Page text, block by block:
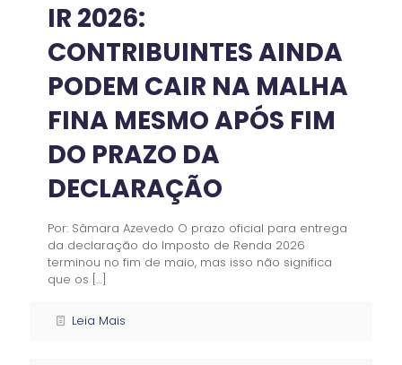
IR 2026:
CONTRIBUINTES AINDA
PODEM CAIR NA MALHA
FINA MESMO APÓS FIM
DO PRAZO DA
DECLARAÇÃO
Por: Sâmara Azevedo O prazo oficial para entrega
da declaração do Imposto de Renda 2026
terminou no fim de maio, mas isso não significa
que os […]
Leia Mais